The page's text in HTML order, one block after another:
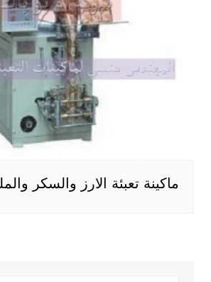
ماكينة تعبئة الارز والسكر